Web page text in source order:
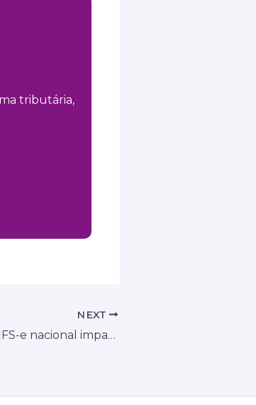
tributária,
NEXT
Mudança no layout da NFS-e nacional impacta agências de propaganda